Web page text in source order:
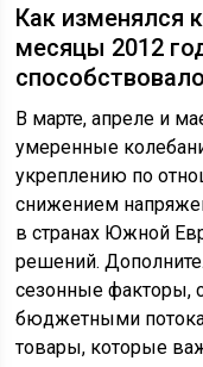
Как изменялся
месяцы 2012
В марте, апреле и
умеренные
укреплению по
снижением
в странах Южной
решений.
сезонные факторы,
бюджетными
товары, которые